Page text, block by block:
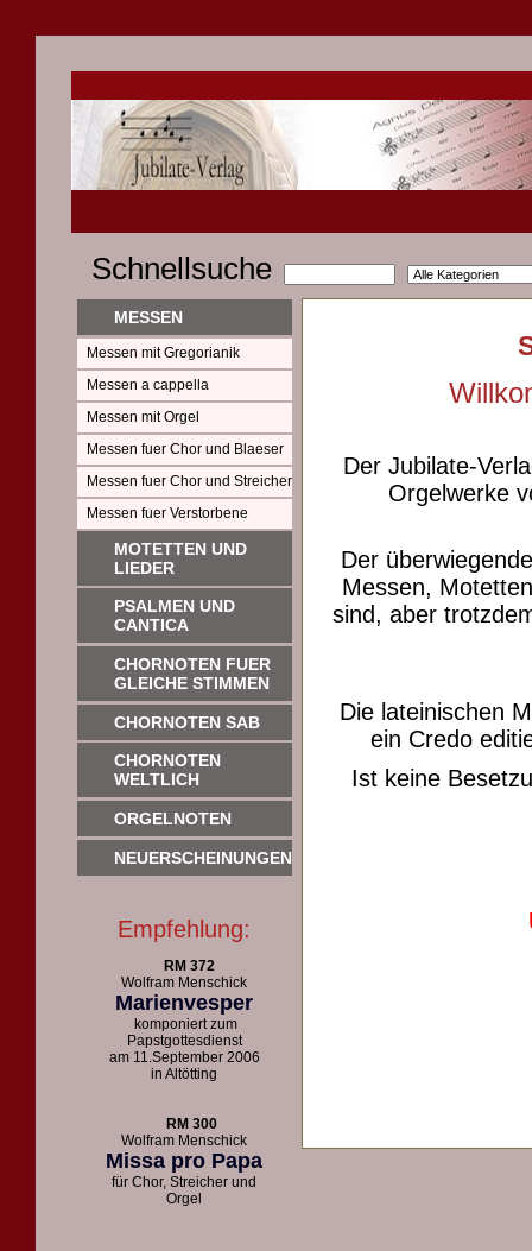
Schnellsuche
MESSEN
Messen mit Gregorianik
Messen a cappella
Messen mit Orgel
Messen fuer Chor und Blaeser
Messen fuer Chor und Streicher
Messen fuer Verstorbene
MOTETTEN UND
LIEDER
PSALMEN UND
CANTICA
CHORNOTEN FUER
GLEICHE STIMMEN
CHORNOTEN SAB
CHORNOTEN
WELTLICH
ORGELNOTEN
NEUERSCHEINUNGEN
Empfehlung:
RM 372
Wolfram Menschick
Marienvesper
komponiert zum
Papstgottesdienst
am 11.September 2006
in Altötting
RM 300
Wolfram Menschick
Missa pro Papa
für Chor, Streicher und
Orgel
Der Jubilate-
Orgelwerke
Der
Messen,
sind, aber
Die lateinischen
ein Credo
Ist keine